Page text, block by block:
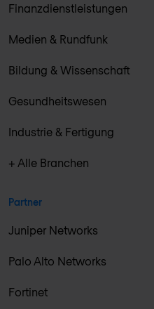
Finanzdienstleistungen
Medien & Rundfunk
Bildung & Wissenschaft
Gesundheitswesen
Industrie & Fertigung
+ Alle Branchen
Partner
Juniper Networks
Palo Alto Networks
Fortinet